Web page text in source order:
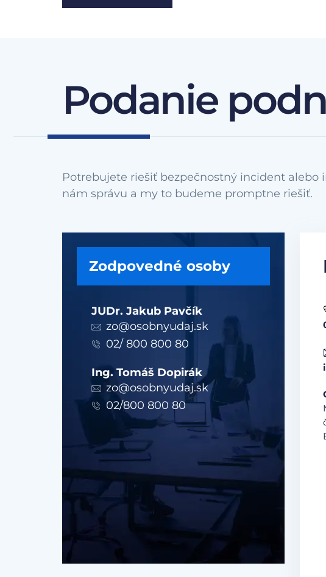
Podanie
Potrebujete riešiť bezpečnostný incident alebo
Zodpovedné osoby
JUDr. Jakub Pavčík
zo@osobnyudaj.sk
02/ 800 800 80
Ing. Tomáš Dopirák
zo@osobnyudaj.sk
02/800 800 80